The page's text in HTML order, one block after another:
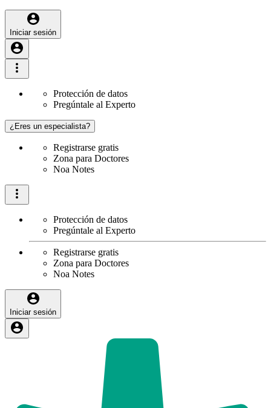
Iniciar sesión
Protección de datos
Pregúntale al Experto
¿Eres un especialista?
Registrarse gratis
Zona para Doctores
Noa Notes
Protección de datos
Pregúntale al Experto
Registrarse gratis
Zona para Doctores
Noa Notes
Iniciar sesión